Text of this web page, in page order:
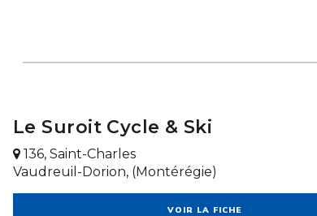
Le Suroit Cycle & Ski
136, Saint-Charles
Vaudreuil-Dorion, (Montérégie)
VOIR LA FICHE